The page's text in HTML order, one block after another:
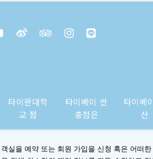
타이완대학
교 점
타이베이 싼
충점은
타이베
산
실을 예약 또는 회원 가입을 신청 혹은 어떠